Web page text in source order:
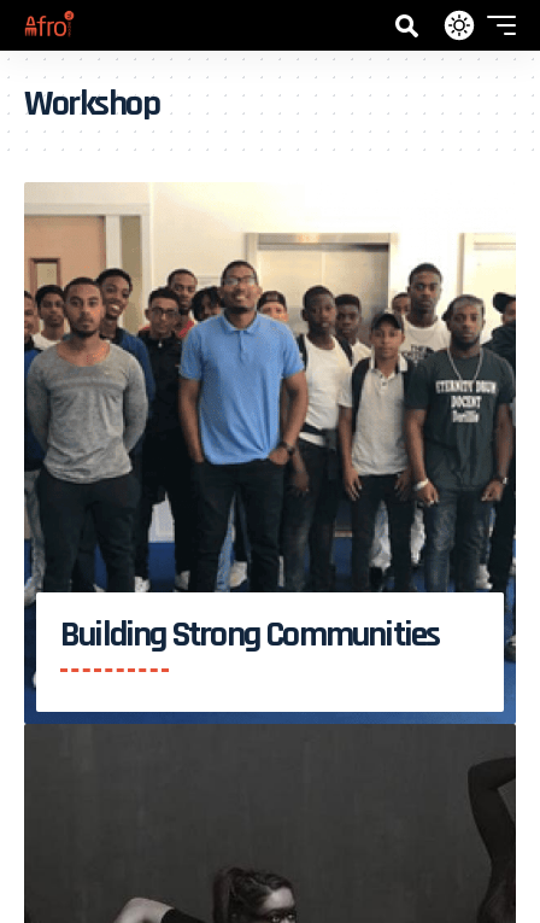
Workshop
Building Strong Communities